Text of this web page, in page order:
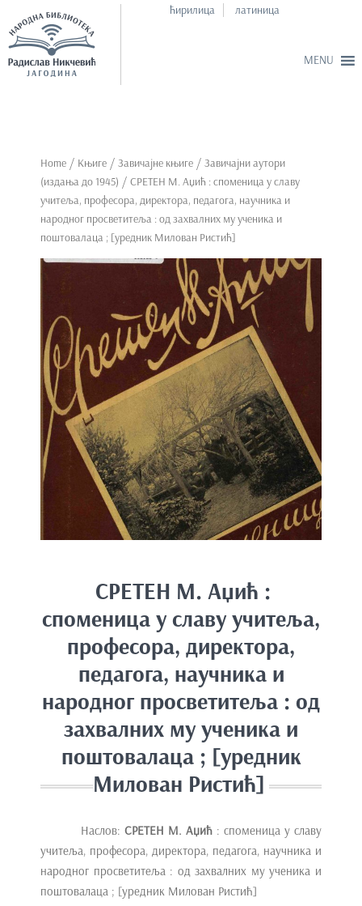
ћирилица латиница
Home / Књиге / Завичајне књиге / Завичајни аутори
(издања до 1945) / СРЕТЕН М. Аџић : споменица у славу
учитеља, професора, директора, педагога, научника и
народног просветитеља : од захвалних му ученика и
поштовалаца ; [уредник Милован Ристић]
СРЕТЕН М. Аџић :
споменица у славу учитеља,
професора, директора,
педагога, научника и
народног просветитеља : од
захвалних му ученика и
поштовалаца ; [уредник
Милован Ристић]
Наслов: СРЕТЕН М. Аџић : споменица у славу
учитеља, професора, директора, педагога, научника и
народног просветитеља : од захвалних му ученика и
поштовалаца ; [уредник Милован Ристић]